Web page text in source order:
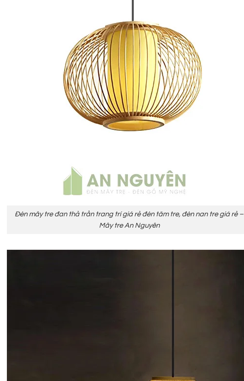
Đèn mây tre đan thả trần trang trí giá rẻ đèn tăm tre, đèn nan tre giá rẻ –
Mây tre An Nguyên